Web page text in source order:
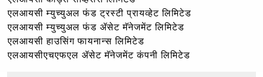
एलआयसी म्युच्युअल फंड ट्रस्टी प्रायव्हेट लिमिटेड
एलआयसी म्युच्युअल फंड ॲसेट मॅनेजमेंट लिमिटेड
एलआयसी हाउसिंग फायनान्स लिमिटेड
एलआयसीएचएफएल ॲसेट मॅनेजमेंट कंपनी लिमिटेड